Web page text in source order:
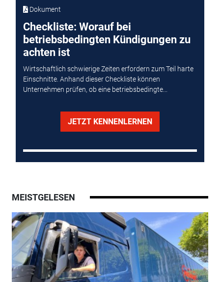
Dokument
Checkliste: Worauf bei
betriebsbedingten Kündigungen zu
achten ist
Wirtschaftlich schwierige Zeiten erfordern zum Teil harte
Einschnitte. Anhand dieser Checkliste können
Unternehmen prüfen, ob eine betriebsbedingte...
JETZT KENNENLERNEN
MEISTGELESEN